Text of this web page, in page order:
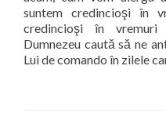
suntem credincioşi în
credincioşi în
Dumnezeu caută să ne
Lui de comando în zilele